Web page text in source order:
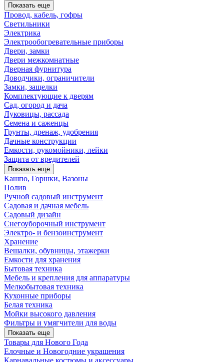
Показать еще
Провод, кабель, гофры
Светильники
Электрика
Электрообогревательные приборы
Двери, замки
Двери межкомнатные
Дверная фурнитура
Доводчики, ограничители
Замки, защелки
Комплектующие к дверям
Сад, огород и дача
Луковицы, рассада
Семена и саженцы
Грунты, дренаж, удобрения
Дачные конструкции
Емкости, рукомойники, лейки
Защита от вредителей
Показать еще
Кашпо, Горшки, Вазоны
Полив
Ручной садовый инструмент
Садовая и дачная мебель
Садовый дизайн
Снегоуборочный инструмент
Электро- и бензоинструмент
Хранение
Вешалки, обувницы, этажерки
Емкости для хранения
Бытовая техника
Мебель и крепления для аппаратуры
Мелкобытовая техника
Кухонные приборы
Белая техника
Мойки высокого давления
Фильтры и умягчители для воды
Показать еще
Товары для Нового Года
Елочные и Новогодние украшения
Карнавальные костюмы и аксессуары